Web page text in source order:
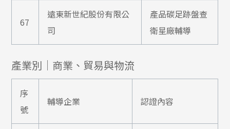
67
遠東新世紀股份有限公
司
產品碳足跡盤查
衛星廠輔導
產業別｜商業、貿易與物流
序
號
輔導企業 認證內容